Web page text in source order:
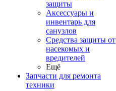
защиты
Аксессуары и
инвентарь для
санузлов
Средства защиты от
насекомых и
вредителей
Ещё
Запчасти для ремонта
техники